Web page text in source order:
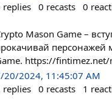
replies 0 recasts 0
Mason Game –
персонажей
https://
20/2024, 11:45:07 AM
replies 0 recasts 1